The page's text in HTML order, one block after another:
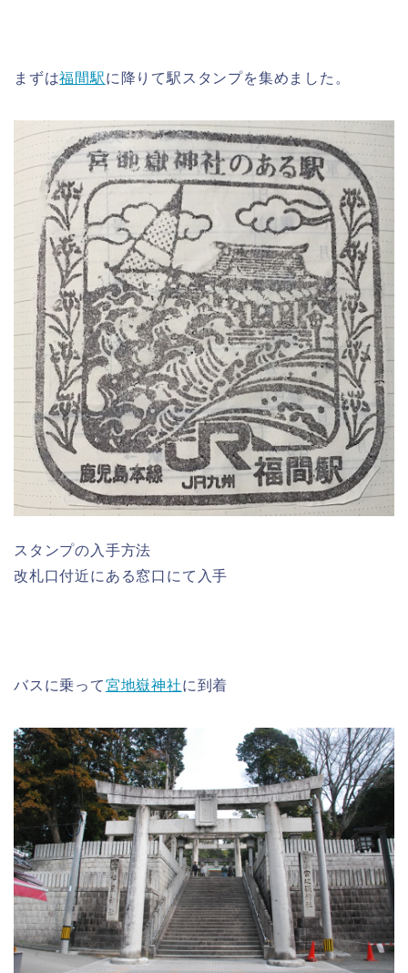
まずは福間駅に降りて駅スタンプを集めました。
スタンプの入手方法
改札口付近にある窓口にて入手
バスに乗って宮地嶽神社に到着